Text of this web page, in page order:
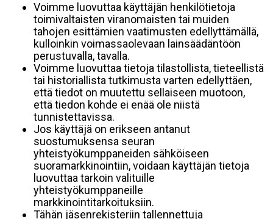
Voimme luovuttaa käyttäjän henkilötietoja
toimivaltaisten viranomaisten tai muiden
tahojen esittämien vaatimusten edellyttämällä,
kulloinkin voimassaolevaan lainsäädäntöön
perustuvalla, tavalla.
Voimme luovuttaa tietoja tilastollista, tieteellistä
tai historiallista tutkimusta varten edellyttäen,
että tiedot on muutettu sellaiseen muotoon,
että tiedon kohde ei enää ole niistä
tunnistettavissa.
Jos käyttäjä on erikseen antanut
suostumuksensa seuran
yhteistyökumppaneiden sähköiseen
suoramarkkinointiin, voidaan käyttäjän tietoja
luovuttaa tarkoin valituille
yhteistyökumppaneille
markkinointitarkoituksiin.
Tähän jäsenrekisteriin tallennettuja